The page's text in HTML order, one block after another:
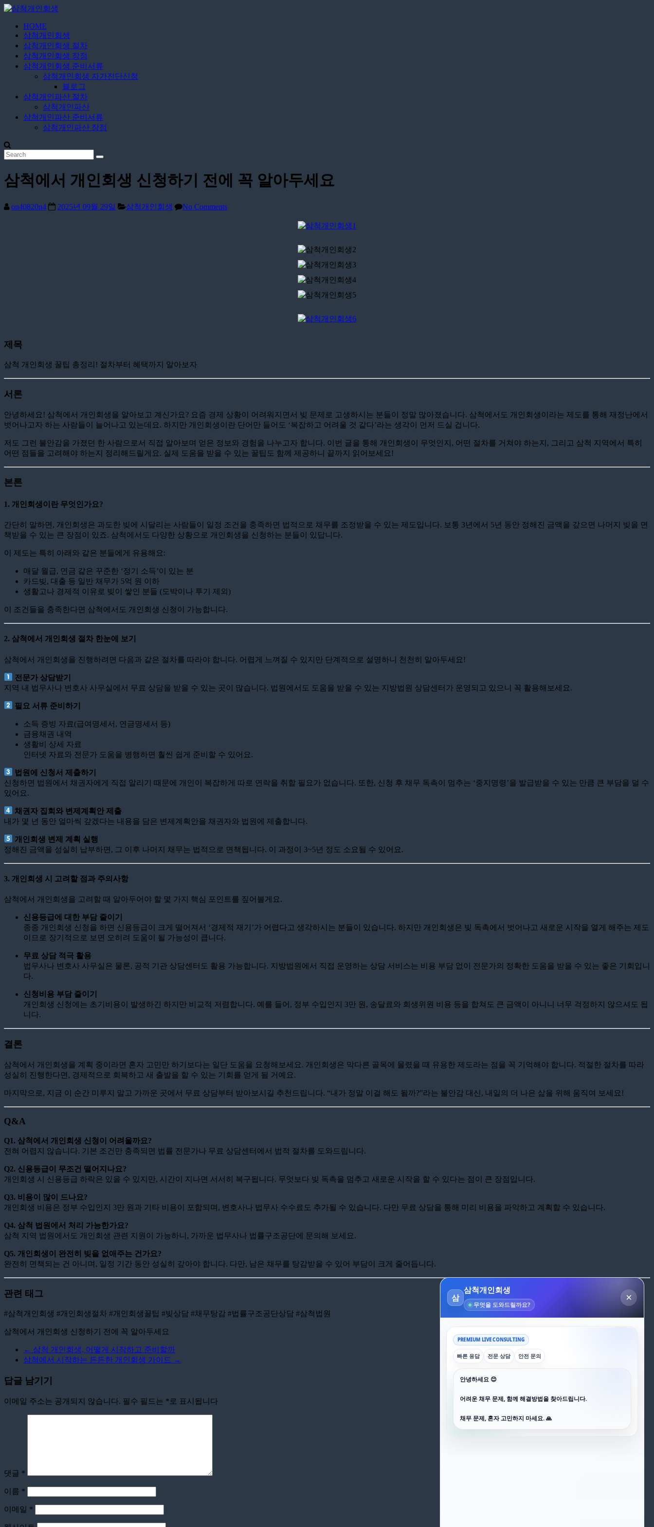
Skip
content
상
담
HOME
삼척개인회생
삼척개인회생 절차
삼척개인회생 장점
삼척개인회생 준비서류
삼척개인회생 자가진단신청
블로그
삼척개인파산 절차
삼척개인파산
삼척개인파산 준비서류
삼척개인파산 장점
삼척에서 개인회생 신청하기 전에 꼭 알아두세요
on40820n4 2025년 09월 29일 삼척개인회생 No Comments
제목
삼척 개인회생 꿀팁 총정리! 절차부터 혜택까지 알아보자
서론
안녕하세요! 삼척에서 개인회생을 알아보고 계신가요? 요즘 경제 상황이 어려워지면서 빚 문제로 고생하시는 분들이 정말 많아졌습니다. 삼척에서도 개인회생이라는 제도를 통해 재정난에서
벗어나고자 하는 사람들이 늘어나고 있는데요. 하지만 개인회생이란 단어만 들어도 ‘복잡하고 어려울 것 같다’라는 생각이 먼저 드실 겁니다.
저도 그런 불안감을 가졌던 한 사람으로서 직접 알아보며 얻은 정보와 경험을 나누고자 합니다. 이번 글을 통해 개인회생이 무엇인지, 어떤 절차를 거쳐야 하는지, 그리고 삼척 지역에서 특히
어떤 점들을 고려해야 하는지 정리해드릴게요. 실제 도움을 받을 수 있는 꿀팁도 함께 제공하니 끝까지 읽어보세요!
본론
1. 개인회생이란 무엇인가요?
간단히 말하면, 개인회생은 과도한 빚에 시달리는 사람들이 일정 조건을 충족하면 법적으로 채무를 조정받을 수 있는 제도입니다. 보통 3년에서 5년 동안 정해진 금액을 갚으면 나머지 빚을 면
책받을 수 있는 큰 장점이 있죠. 삼척에서도 다양한 상황으로 개인회생을 신청하는 분들이 있답니다.
이 제도는 특히 아래와 같은 분들에게 유용해요:
매달 월급, 연금 같은 꾸준한 ‘정기 소득’이 있는 분
카드빚, 대출 등 일반 채무가 5억 원 이하
생활고나 경제적 이유로 빚이 쌓인 분들 (도박이나 투기 제외)
이 조건들을 충족한다면 삼척에서도 개인회생 신청이 가능합니다.
2. 삼척에서 개인회생 절차 한눈에 보기
삼척에서 개인회생을 진행하려면 다음과 같은 절차를 따라야 합니다. 어렵게 느껴질 수 있지만 단계적으로 설명하니 천천히 알아두세요!
전문가 상담받기
지역 내 법무사나 변호사 사무실에서 무료 상담을 받을 수 있는 곳이 많습니다. 법원에서도 도움을 받을 수 있는 지방법원 상담센터가 운영되고 있으니 꼭 활용해보세요.
필요 서류 준비하기
소득 증빙 자료(급여명세서, 연금명세서 등)
금융채권 내역
생활비 상세 자료
인터넷 자료와 전문가 도움을 병행하면 훨씬 쉽게 준비할 수 있어요.
법원에 신청서 제출하기
신청하면 법원에서 채권자에게 직접 알리기 때문에 개인이 복잡하게 따로 연락을 취할 필요가 없습니다. 또한, 신청 후 채무 독촉이 멈추는 ‘중지명령’을 발급받을 수 있는 만큼 큰 부담을 덜 수
있어요.
채권자 집회와 변제계획안 제출
내가 몇 년 동안 얼마씩 갚겠다는 내용을 담은 변제계획안을 채권자와 법원에 제출합니다.
개인회생 변제 계획 실행
정해진 금액을 성실히 납부하면, 그 이후 나머지 채무는 법적으로 면책됩니다. 이 과정이 3~5년 정도 소요될 수 있어요.
3. 개인회생 시 고려할 점과 주의사항
삼척에서 개인회생을 고려할 때 알아두어야 할 몇 가지 핵심 포인트를 짚어볼게요.
신용등급에 대한 부담 줄이기
종종 개인회생 신청을 하면 신용등급이 크게 떨어져서 ‘경제적 재기’가 어렵다고 생각하시는 분들이 있습니다. 하지만 개인회생은 빚 독촉에서 벗어나고 새로운 시작을 열게 해주는 제도
이므로 장기적으로 보면 오히려 도움이 될 가능성이 큽니다.
무료 상담 적극 활용
법무사나 변호사 사무실은 물론, 공적 기관 상담센터도 활용 가능합니다. 지방법원에서 직접 운영하는 상담 서비스는 비용 부담 없이 전문가의 정확한 도움을 받을 수 있는 좋은 기회입니
다.
신청비용 부담 줄이기
개인회생 신청에는 초기비용이 발생하긴 하지만 비교적 저렴합니다. 예를 들어, 정부 수입인지 3만 원, 송달료와 회생위원 비용 등을 합쳐도 큰 금액이 아니니 너무 걱정하지 않으셔도 됩
니다.
결론
삼척에서 개인회생을 계획 중이라면 혼자 고민만 하기보다는 일단 도움을 요청해보세요. 개인회생은 막다른 골목에 몰렸을 때 유용한 제도라는 점을 꼭 기억해야 합니다. 적절한 절차를 따라
성실히 진행한다면, 경제적으로 회복하고 새 출발을 할 수 있는 기회를 얻게 될 거예요.
마지막으로, 지금 이 순간 미루지 말고 가까운 곳에서 무료 상담부터 받아보시길 추천드립니다. “내가 정말 이걸 해도 될까?”라는 불안감 대신, 내일의 더 나은 삶을 위해 움직여 보세요!
Q&A
Q1. 삼척에서 개인회생 신청이 어려울까요?
전혀 어렵지 않습니다. 기본 조건만 충족되면 법률 전문가나 무료 상담센터에서 법적 절차를 도와드립니다.
Q2. 신용등급이 무조건 떨어지나요?
개인회생 시 신용등급 하락은 있을 수 있지만, 시간이 지나면 서서히 복구됩니다. 무엇보다 빚 독촉을 멈추고 새로운 시작을 할 수 있다는 점이 큰 장점입니다.
Q3. 비용이 많이 드나요?
개인회생 비용은 정부 수입인지 3만 원과 기타 비용이 포함되며, 변호사나 법무사 수수료도 추가될 수 있습니다. 다만 무료 상담을 통해 미리 비용을 파악하고 계획할 수 있습니다.
Q4. 삼척 법원에서 처리 가능한가요?
삼척 지역 법원에서도 개인회생 관련 지원이 가능하니, 가까운 법무사나 법률구조공단에 문의해 보세요.
Q5. 개인회생이 완전히 빚을 없애주는 건가요?
완전히 면책되는 건 아니며, 일정 기간 동안 성실히 갚아야 합니다. 다만, 남은 채무를 탕감받을 수 있어 부담이 크게 줄어듭니다.
관련 태그
#삼척개인회생 #개인회생절차 #개인회생꿀팁 #빚상담 #채무탕감 #법률구조공단상담 #삼척법원
삼척에서 개인회생 신청하기 전에 꼭 알아두세요
← 삼척 개인회생, 어떻게 시작하고 준비할까
삼척에서 시작하는 든든한 개인회생 가이드 →
답글 남기기
이메일 주소는 공개되지 않습니다. 필수 필드는 * 로 표시됩니다
댓글 *
이름 *
이메일 *